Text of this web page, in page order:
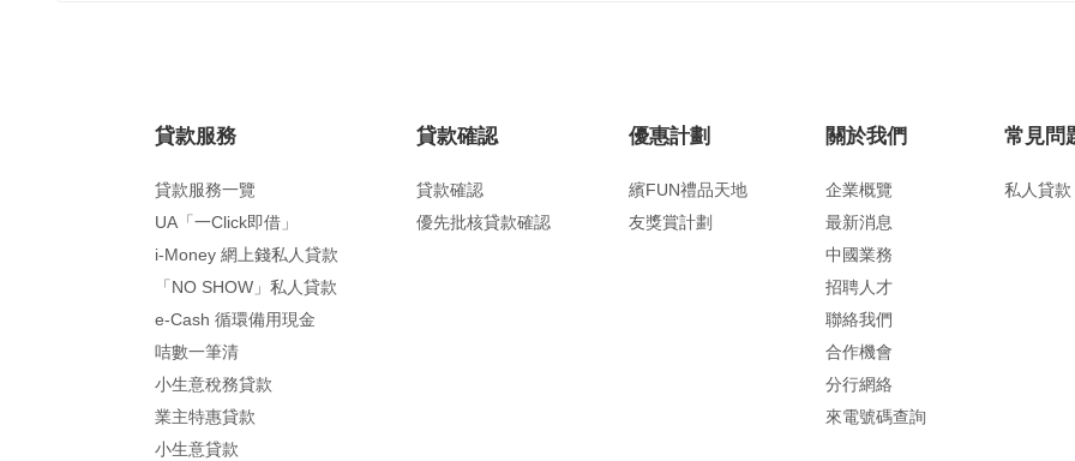
貸款服務
貸款服務一覽
UA「一Click即借」
i-Money 網上錢私人貸款
「NO SHOW」私人貸款
e-Cash 循環備用現金
咭數一筆清
小生意稅務貸款
業主特惠貸款
小生意貸款
貸款確認
貸款確認
優先批核貸款確認
優惠計劃
繽FUN禮品天地
友獎賞計劃
關於我們
企業概覽
最新消息
中國業務
招聘人才
聯絡我們
合作機會
分行網絡
來電號碼查詢
常見問
私人貸款